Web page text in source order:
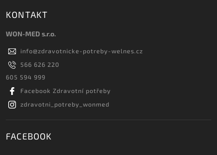
KONTAKT
WON-MED s.r.o.
info@zdravotnicke-potreby-welnes.cz
566 626 220
605 594 999
Facebook Zdravotní potřeby
zdravotni_potreby_wonmed
FACEBOOK